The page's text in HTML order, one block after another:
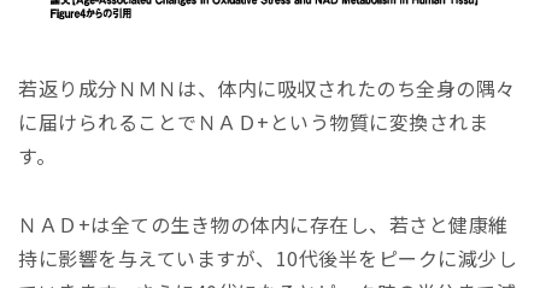
若返り成分ＮＭＮは、体内に吸収されたのち全身の隅々
に届けられることでＮＡＤ+という物質に変換されま
す。
ＮＡＤ+は全ての生き物の体内に存在し、若さと健康維
持に影響を与えていますが、10代後半をピークに減少し